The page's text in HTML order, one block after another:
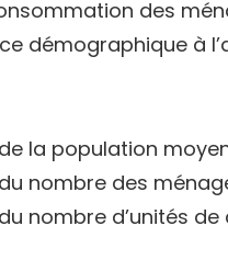
des
démographique à
la population
nombre des
nombre d’unités